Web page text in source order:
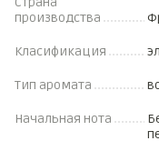
производства
Класификация
Тип аромата
Начальная нота